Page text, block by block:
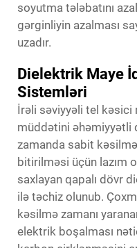
soyutma tələbatını
gərginliyin azalması
uzadır.
Dielektrik Maye
Sistemləri
İrəli səviyyəli tel kəsici
müddətini əhəmiyyətli
zamanda sabit
bitirilməsi üçün lazım
saxlayan qapalı dövr
ilə təchiz olunub.
kəsilmə zamanı
elektrik boşalması